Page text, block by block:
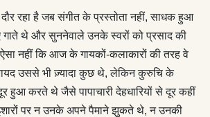
रहा है जब संगीत के प्रस्तोता नहीं, साधक हुआ
थे और सुननेवाले उनके स्वरों को प्रसाद की
नहीं कि आज के गायकों-कलाकारों की तरह वे
उससे भी ज़्यादा कुछ थे, लेकिन कुरुचि के
हुआ करते थे जैसे पापाचारी देहधारियों से दूर कहीं
पर न उनके अपने पैमाने झुकते थे, न उनकी